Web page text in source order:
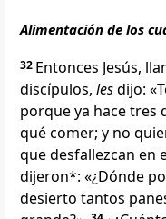
Alimentación de los
32 Entonces Jesús,
discípulos, lesdijo:
porque ya hace tres
qué comer; y no
que desfallezcan en
dijeron*: «¿Dónde
desierto tantos